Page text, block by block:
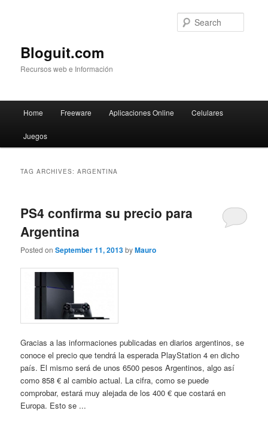
Bloguit.com
Recursos web e Información
Skip
to
Skip
to
Home Freeware Aplicaciones Online Celulares
Juegos
TAG ARCHIVES:ARGENTINA
PS4 confirma su precio para
Argentina
Posted onSeptember 11, 2013byMauro
Gracias a las informaciones publicadas en diarios argentinos, se
conoce el precio que tendrá la esperada PlayStation 4 en dicho
país. El mismo será de unos 6500 pesos Argentinos, algo así
como 858 € al cambio actual. La cifra, como se puede
comprobar, estará muy alejada de los 400 € que costará en
Europa. Esto se ...